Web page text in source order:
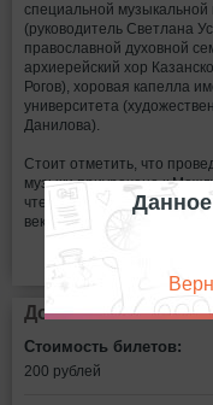
специальной
(руководитель Светлана
православной духовной
архиерейский хор
Рогов), хоровая капелла
университета
Данилова).
Стоит отметить, что
музыки приурочено к
чтения памяти
век XXI», которая пройдет
Дополнительная
Стоимость билетов:
200 рублей